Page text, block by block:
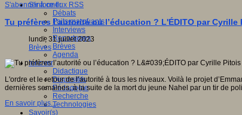
S'informer
Débats
Faits marquants
Interviews
Reportages
Brèves
Agenda
Innover
Didactique
Dispositifs
Pédagogie
Recherche
Technologies
Savoir(s)
S'abonner à ce flux RSS
Tu préfères l’autorité ou l’éducation ? L'ÉDITO par
lundi, 31 juillet 2023
Brèves
L'ordre et le retour de l’autorité à tous les niveaux. Voilà le projet
dernières semaines, à la suite de la mort du jeune Nahel par un tir de
En savoir plus...